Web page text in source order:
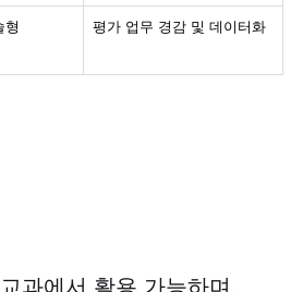
형
평가 업무 경감 및 데이터화
과에서 활용 가능하며,